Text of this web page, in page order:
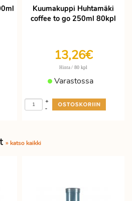
Kuumakuppi Huhtamäki
coffee to go 250ml 80kpl
13,26€
Hinta / 80 kpl
Varastossa
-
+
» katso kaikki